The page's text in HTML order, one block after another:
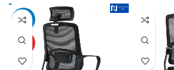
-13%
HOT